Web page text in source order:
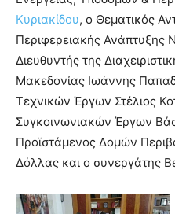
Κυριακίδου, ο Θεματικός
Περιφερειακής Ανάπτυξης
Διευθυντής της
Μακεδονίας Ιωάννης
Τεχνικών Έργων Στέλιος
Συγκοινωνιακών Έργων
Προϊστάμενος Δομών
Δόλλας και ο συνεργάτης